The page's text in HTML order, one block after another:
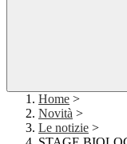
Home >
Novità >
Le notizie >